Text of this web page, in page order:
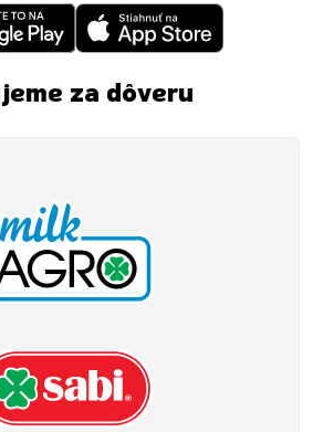
za dôveru